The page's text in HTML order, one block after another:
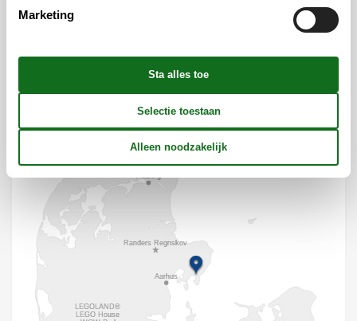
Ligging & omgeving
Marketing